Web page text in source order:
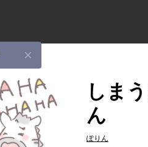
しま
ん
ぽりん